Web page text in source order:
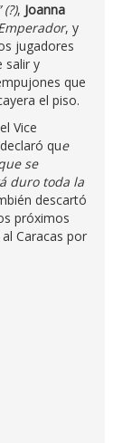
, Joanna
, y
jugadores
salir y
que
el piso.
Vice
que
se
duro toda la
descartó
próximos
Caracas por